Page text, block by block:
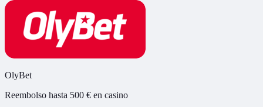
OlyBet
Reembolso hasta 500 € en casino